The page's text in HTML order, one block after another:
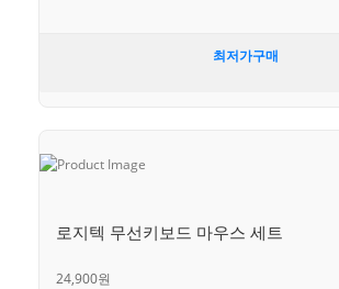
최저가구매
로지텍 무선키보드 마우스 세트
24,900원